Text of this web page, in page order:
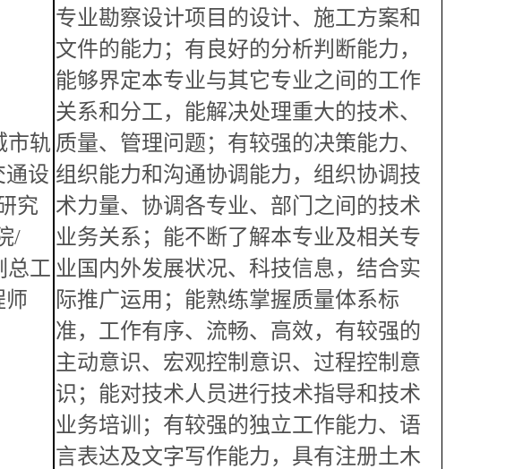
市轨
通设
究
/
总工
师
专业勘察设计项目的设计、施工方案和
文件的能力；有良好的分析判断能力，
能够界定本专业与其它专业之间的工作
关系和分工，能解决处理重大的技术、
质量、管理问题；有较强的决策能力、
组织能力和沟通协调能力，组织协调技
术力量、协调各专业、部门之间的技术
业务关系；能不断了解本专业及相关专
业国内外发展状况、科技信息，结合实
际推广运用；能熟练掌握质量体系标
准，工作有序、流畅、高效，有较强的
主动意识、宏观控制意识、过程控制意
识；能对技术人员进行技术指导和技术
业务培训；有较强的独立工作能力、语
言表达及文字写作能力，具有注册土木